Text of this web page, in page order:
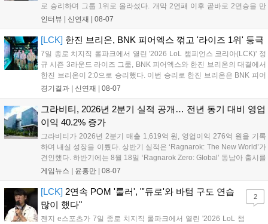
로 승리하며 그룹 1위로 올라섰다. 개막 2연패 이후 곧바로 2연승을 만
들어내면서 이어질 4라운드에 대한 기대감을 올렸다. 다음은 이날 데뷔
인터뷰 | 신연재 | 08-07
[LCK] 한진 브리온, BNK 피어엑스 꺾고 '라이즈 1위' 등극
7일 종로 치지직 롤파크에서 열린 '2026 LoL 챔피언스 코리아(LCK)' 정
규 시즌 3라운드 라이즈 그룹, BNK 피어엑스와 한진 브리온의 대결에서
한진 브리온이 2:0으로 승리했다. 이번 승리로 한진 브리온은 BNK 피어
엑스를 제치고 라이즈 그룹 1위로 올라섰다. 1세트, 한진 브리온이 '로머'
경기결과 | 신연재 | 08-07
그라비티, 2026년 2분기 실적 공개… 전년 동기 대비 영업
이익 40.2% 증가
그라비티가 2026년 2분기 매출 1,619억 원, 영업이익 276억 원을 기록
하며 내실 성장을 이뤘다. 상반기 실적은 ‘Ragnarok: The New World’가
견인했다. 하반기에는 8월 18일 ‘Ragnarok Zero: Global’ 동남아 출시를
시작으로 9월 3일 ‘달려라 헤베레케 EX’, 9월 22일 ‘갈바테인’ 등 다양한
이’ 출시가 예정돼 있으며, 2027년에는 ‘Ragnarok 3’ 등 대작을 글로벌
출시할 계획이다. 그라비티는 조인트벤처 설립과 라그나로크 에코 시스
템 구축을 통해 신성장 동력을 확보할 방침이다....
게임뉴스 | 윤홍만 | 08-07
[LCK] 2연속 POM '룰러', "'듀로'와 바텀 구도 연습
많이 했다"
젠지 e스포츠가 7일 종로 치지직 롤파크에서 열린 '2026 LoL 챔
2